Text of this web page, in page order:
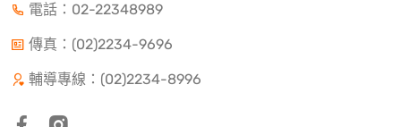
電話： 02-22348989
傳真：(02)2234-9696
輔導專線：(02)2234-8996